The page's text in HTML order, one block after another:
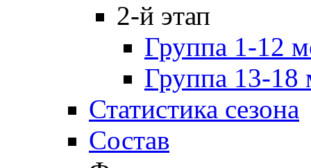
2-й этап
Группа 1-12
Группа 13-18
Статистика сезона
Состав